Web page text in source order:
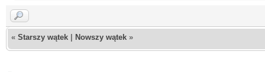
« Starszy wątek Nowszy wątek »